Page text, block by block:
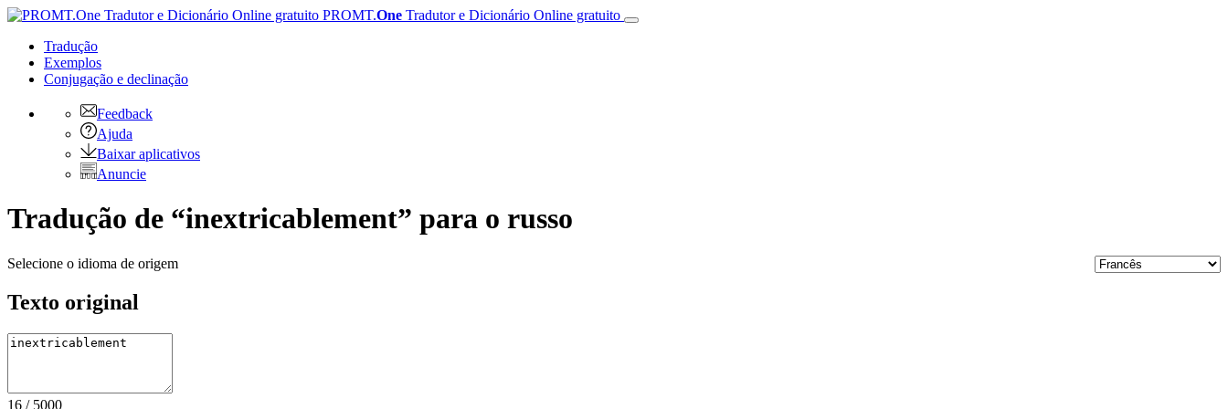
PROMT.One Tradutor e Dicionário Online gratuito
Tradução
Exemplos
Conjugação e declinação
Feedback
Ajuda
Baixar aplicativos
Anuncie
Tradução de “inextricablement” para o russo
Selecione o idioma de origem
Texto original
16 / 5000